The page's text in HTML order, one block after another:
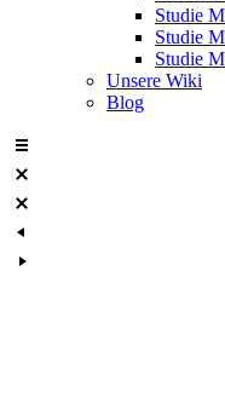
Studie
Studie
Studie
Unsere Wiki
Blog